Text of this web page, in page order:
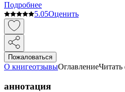
Подробнее
5.05Оценить
Пожаловаться
О книгеотзывыОглавлениеЧитать
аннотация